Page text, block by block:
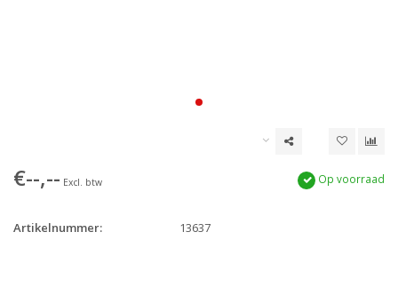
€--,-- Excl. btw Op voorraad
Artikelnummer: 13637